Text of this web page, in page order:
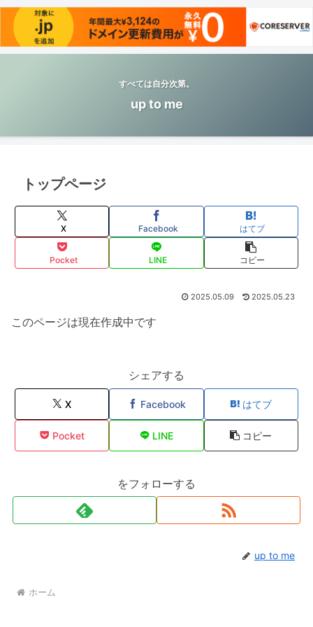
すべては自分次第。
up to me
トップページ
X Facebook はてブ
Pocket LINE コピー
2025.05.09 2025.05.23
このページは現在作成中です
シェアする
X Facebook はてブ
Pocket LINE コピー
をフォローする
up to me
ホーム